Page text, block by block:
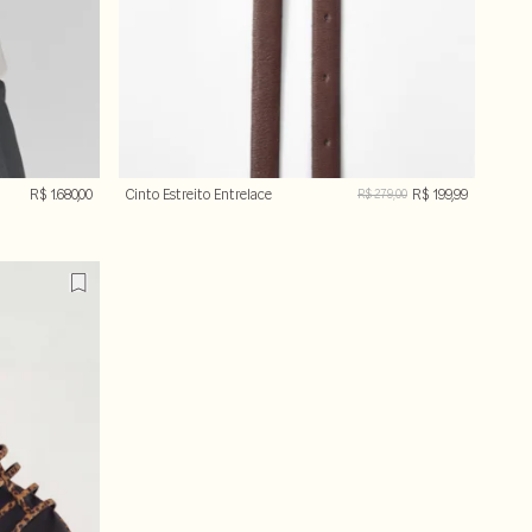
R$ 1.680,00
Cinto Estreito Entrelace R$ 279,00 R$ 199,99